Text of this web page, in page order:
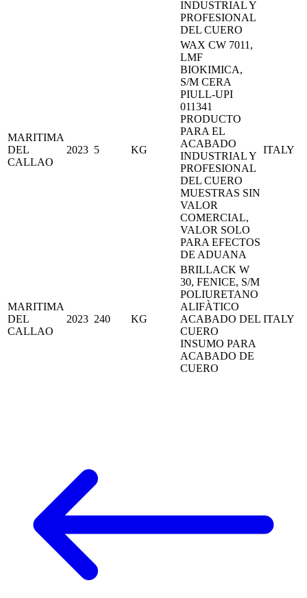
INDUSTRIAL Y
PROFESIONAL
DEL CUERO
MARITIMA
DEL
CALLAO
2023 5 KG
WAX CW 7011,
LMF
BIOKIMICA,
S/M CERA
PIULL-UPI
011341
PRODUCTO
PARA EL
ACABADO
INDUSTRIAL Y
PROFESIONAL
DEL CUERO
MUESTRAS SIN
VALOR
COMERCIAL,
VALOR SOLO
PARA EFECTOS
DE ADUANA
ITALY
MARITIMA
DEL
CALLAO
2023 240 KG
BRILLACK W
30, FENICE, S/M
POLIURETANO
ALIFÀTICO
ACABADO DEL
CUERO
INSUMO PARA
ACABADO DE
CUERO
ITALY